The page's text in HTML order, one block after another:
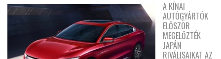
A KÍNAI
AUTÓGYÁRTÓK
ELŐSZÖR
MEGELŐZTÉK
JAPÁN
RIVÁLISAIKAT AZ